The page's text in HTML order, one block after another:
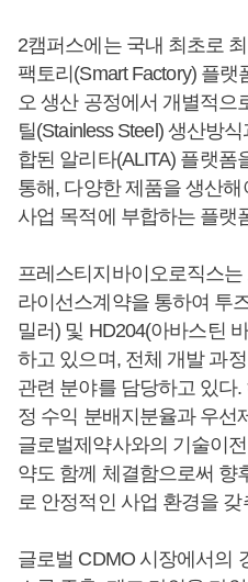
2캠퍼스에는 국내 최초로
팩토리(Smart Factory) 플랫
오 생산 공정에서 개별적으
틸(Stainless Steel) 생산방
합된 알리타(ALITA) 플랫폼
통해, 다양한 제품을 생산
사업 목적에 부합하는 플랫
프레스티지바이오로직스
라이선스계약을 통하여 투
밀러) 및 HD204(아바스틴
하고 있으며, 전체 개발 과
관련 분야를 담당하고 있다
정 수익 분배지분율과 우선
글로벌제약사와의 기술이
약도 함께 체결함으로써 향
로 안정적인 사업 환경을 갖
글로벌 CDMO 시장에서의